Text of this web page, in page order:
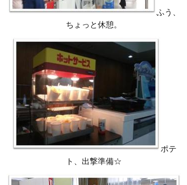
ふう、
ちょっと休憩。
ポテ
ト、出撃準備☆